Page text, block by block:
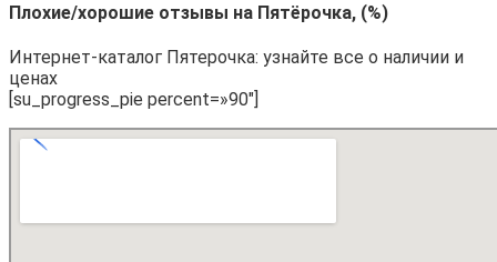
Плохие/хорошие отзывы на Пятёрочка, (%)
Интернет-каталог Пятерочка: узнайте все о наличии и
ценах
[su_progress_pie percent=»90″]